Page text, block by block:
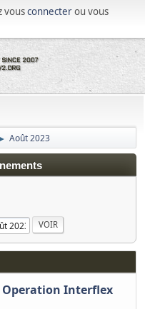
vousconnecterou vous
► Août 2023
Operation Interflex